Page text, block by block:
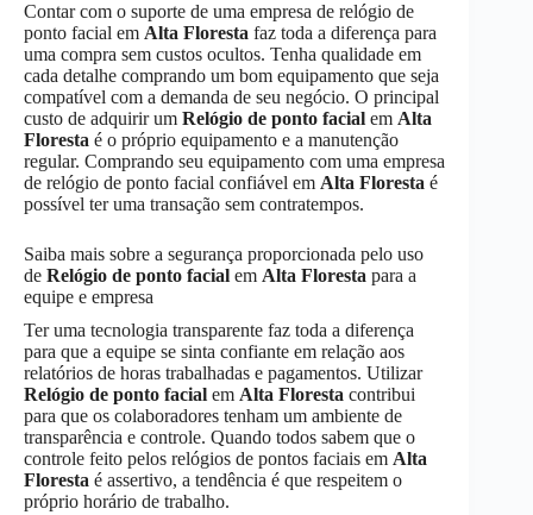
Contar com o suporte de uma empresa de relógio de
ponto facial em Alta Floresta faz toda a diferença para
uma compra sem custos ocultos. Tenha qualidade em
cada detalhe comprando um bom equipamento que seja
compatível com a demanda de seu negócio. O principal
custo de adquirir um Relógio de ponto facial em Alta
Floresta é o próprio equipamento e a manutenção
regular. Comprando seu equipamento com uma empresa
de relógio de ponto facial confiável em Alta Floresta é
possível ter uma transação sem contratempos.
Saiba mais sobre a segurança proporcionada pelo uso
de Relógio de ponto facial em Alta Floresta para a
equipe e empresa
Ter uma tecnologia transparente faz toda a diferença
para que a equipe se sinta confiante em relação aos
relatórios de horas trabalhadas e pagamentos. Utilizar
Relógio de ponto facial em Alta Floresta contribui
para que os colaboradores tenham um ambiente de
transparência e controle. Quando todos sabem que o
controle feito pelos relógios de pontos faciais em Alta
Floresta é assertivo, a tendência é que respeitem o
próprio horário de trabalho.